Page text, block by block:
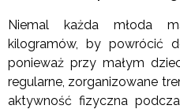
Niemal każda młoda
kilogramów, by powrócić
ponieważ przy małym
regularne, zorganizowane
aktywność fizyczna